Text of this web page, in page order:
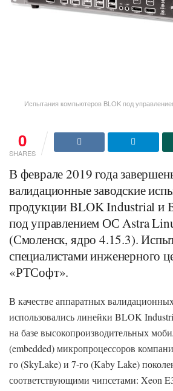
Испытания компьютеров BLOK под
0
SHARES
В феврале 2019 года
валидационные заводские
продукции BLOK Industrial и
под управлением ОС Astra
(Смоленск, ядро 4.15.3).
специалистами инженерного
«РТСофт».
В качестве аппаратных
использовались линейки BLOK
на базе высокопроизводительных
(embedded) микропроцессоров
го (SkyLake) и 7-го (Kaby Lake)
соответствующими чипсетами: Xeon